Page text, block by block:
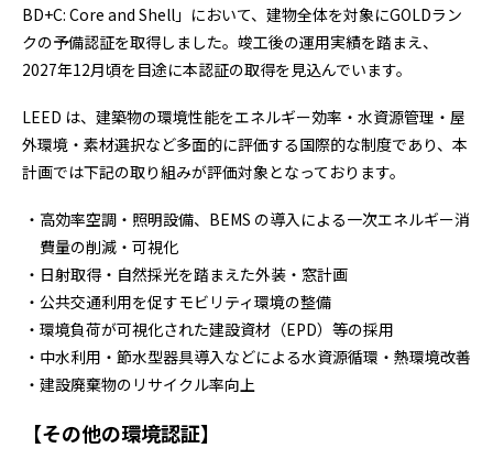
BD+C: Core and Shell 」において、建物全体を対象にGOLDラン
クの予備認証を取得しました。竣工後の運用実績を踏まえ、
2027年12月頃を目途に本認証の取得を見込んでいます。
LEED は、建築物の環境性能をエネルギー効率・水資源管理・屋
外環境・素材選択など多面的に評価する国際的な制度であり、本
計画では下記の取り組みが評価対象となっております。
高効率空調・照明設備、 BEMS の導入による一次エネルギー消
費量の削減・可視化
日射取得・自然採光を踏まえた外装・窓計画
公共交通利用を促すモビリティ環境の整備
環境負荷が可視化された建設資材（EPD）等の採用
中水利用・節水型器具導入などによる水資源循環・熱環境改善
建設廃棄物のリサイクル率向上
【その他の環境認証】